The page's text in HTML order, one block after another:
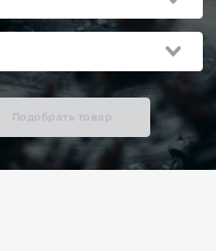
Подобрать товар